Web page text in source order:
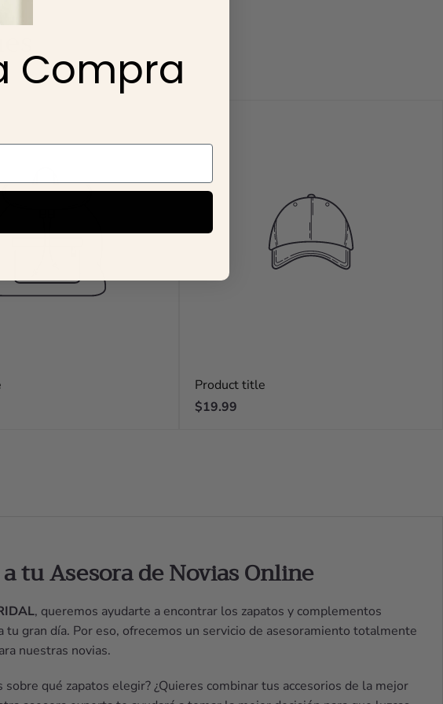
verán cuál es el más indicado
, ya que se consideran compras
Product title
Regular
$19.99
tu Asesora de Novias Online
, queremos ayudarte a encontrar los zapatos y complementos
tu gran día. Por eso, ofrecemos un servicio de asesoramiento totalmente
nuestras novias.
sobre qué zapatos elegir? ¿Quieres combinar tus accesorios de la mejor
Compra